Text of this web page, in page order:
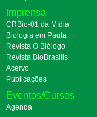
Imprensa
CRBio-01 da Mídia
Biologia em Pauta
Revista O Biólogo
Revista BioBrasilis
Acervo
Publicações
Eventos/Cursos
Agenda